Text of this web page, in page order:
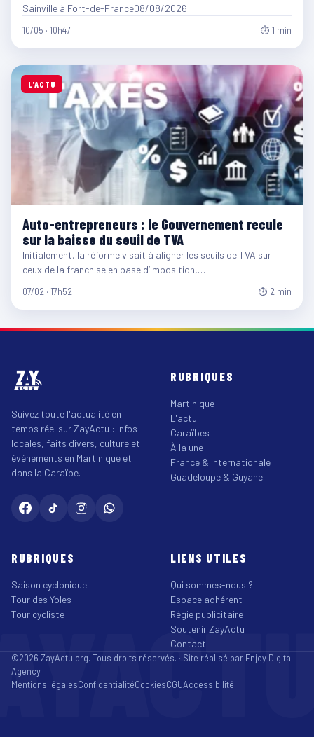
Sainville à Fort-de-France08/08/2026
10/05 · 10h47 ⏱ 1 min
L'ACTU
Auto-entrepreneurs : le Gouvernement recule
sur la baisse du seuil de TVA
Initialement, la réforme visait à aligner les seuils de TVA sur
ceux de la franchise en base d’imposition,…
07/02 · 17h52 ⏱ 2 min
Suivez toute l'actualité en
temps réel sur ZayActu : infos
locales, faits divers, culture et
événements en Martinique et
dans la Caraïbe.
RUBRIQUES
Martinique
L'actu
Caraïbes
À la une
France & Internationale
Guadeloupe & Guyane
RUBRIQUES
Saison cyclonique
Tour des Yoles
Tour cycliste
LIENS UTILES
Qui sommes-nous ?
Espace adhérent
Régie publicitaire
Soutenir ZayActu
Contact
©2026 ZayActu.org. Tous droits réservés. · Site réalisé par Enjoy Digital
Agency
Mentions légalesConfidentialitéCookiesCGUAccessibilité